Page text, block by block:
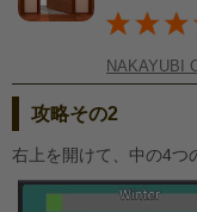
NAKAYUBI
攻略その2
右上を開けて、中の4つ